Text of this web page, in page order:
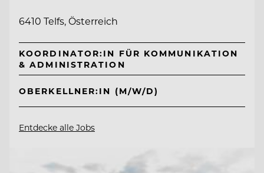
6410 Telfs, Österreich
KOORDINATOR:IN FÜR KOMMUNIKATION
& ADMINISTRATION
OBERKELLNER:IN (M/W/D)
Entdecke alle Jobs